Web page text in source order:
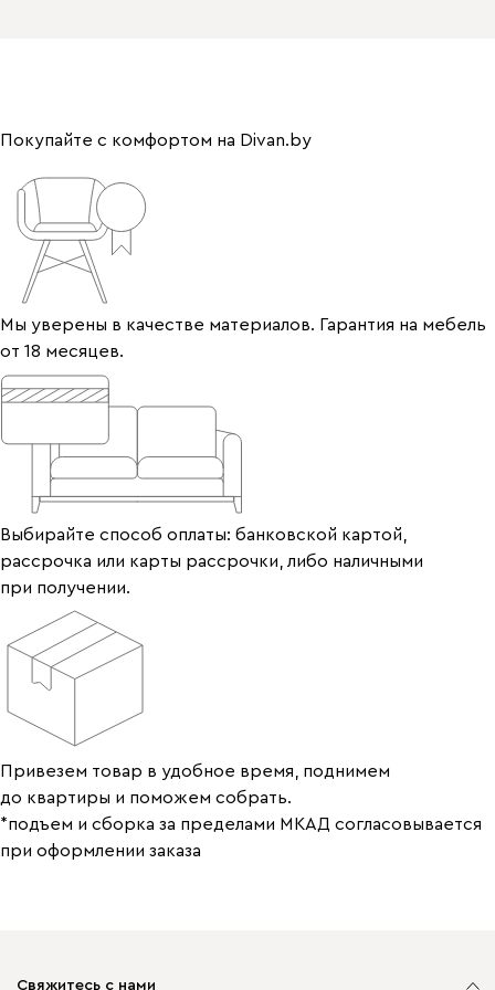
Покупайте с комфортом на Divan.by
Мы уверены в качестве материалов. Гарантия на мебель
от 18 месяцев.
Выбирайте способ оплаты: банковской картой,
рассрочка или карты рассрочки, либо наличными
при получении.
Привезем товар в удобное время, поднимем
до квартиры и поможем собрать.
*подъем и сборка за пределами МКАД согласовывается
при оформлении заказа
Свяжитесь с нами